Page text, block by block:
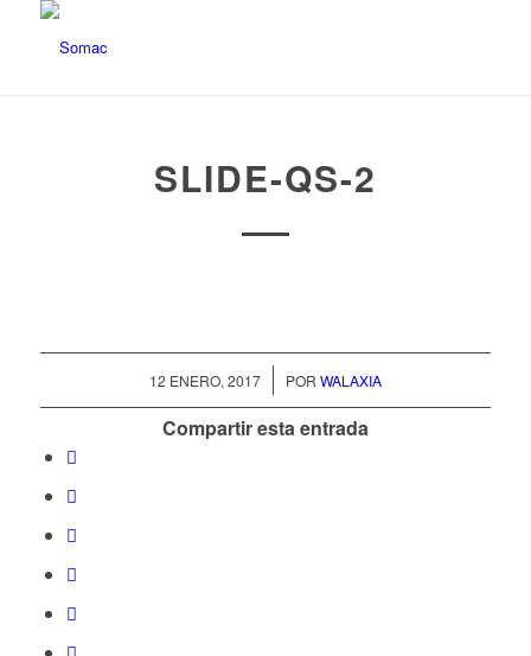
SLIDE-QS-2
12 ENERO, 2017
/ POR WALAXIA
Compartir esta entrada